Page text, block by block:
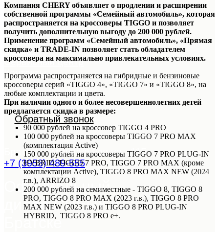
Модельный ряд
Авто в наличии
Trade-In
Кредит
Сервисный центр
Контакты
Обратный звонок
Братск, Коммунальная ул., 11Б
+7 (3953) 489-555
Официальный
дилер CHERY в
Братске
Компания CHERY объявляет о продлении и расширении
собственной программы «Семейный автомобиль», которая
распространяется на кроссоверы TIGGO и позволяет
получить дополнительную выгоду до 200 000 рублей.
Применение программ «Семейный автомобиль», «Прямая
скидка» и TRADE-IN позволяет стать обладателем
кроссовера на максимально привлекательных условиях.
Программа распространяется на гибридные и бензиновые
кроссоверы серий «TIGGO 4», «TIGGO 7» и «TIGGO 8», на
любые комплектации и цвета.
При наличии одного и более несовершеннолетних детей
предлагается скидка в размере:
90 000 рублей на кроссовер TIGGO 4 PRO
100 000 рублей на кроссоверы TIGGO 7 PRO MAX
(комплектация Active)
150 000 рублей на кроссоверы TIGGO 7 PRO PLUG-IN
HYBRID, TIGGO 7 PRO, TIGGO 7 PRO MAX (кроме
комплектации Active), TIGGO 8 PRO MAX NEW (2024
г.в.), ARRIZO 8
200 000 рублей на семиместные - TIGGO 8, TIGGO 8
PRO, TIGGO 8 PRO MAX (2023 г.в.), TIGGO 8 PRO
MAX NEW (2023 г.в.) и TIGGO 8 PRO PLUG-IN
HYBRID, TIGGO 8 PRO e+.